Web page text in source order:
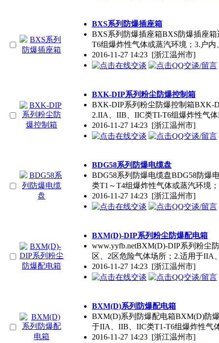
BXS系列防爆插座箱
BXS系列防爆插座箱BXS防爆插座
T6组爆炸性气体或蒸汽环境；3.户内
2016-11-27 14:23 [浙江温州市]
BXK-DIP系列粉尘防爆控制箱
BXK-DIP系列粉尘防爆控制箱BXK-
2.IIA、IIB、IIC类TI-T6组爆炸性气
2016-11-27 14:23 [浙江温州市]
BDG58系列防爆电缆盘
BDG58系列防爆电缆盘BDG58防爆
类T1～T4组爆炸性气体或蒸汽环境
2016-11-27 14:23 [浙江温州市]
BXM(D)-DIP系列粉尘防爆配电箱
www.yyfb.netBXM(D)-DIP系列粉尘
区、2区危险气体场所；2.适用于IIA
2016-11-27 14:23 [浙江温州市]
BXM(D)系列防爆配电箱
BXM(D)系列防爆配电箱BXM(D)防
于IIA、IIB、IIC类T1-T6组爆炸性气
2016-11-27 14:23 [浙江温州市]